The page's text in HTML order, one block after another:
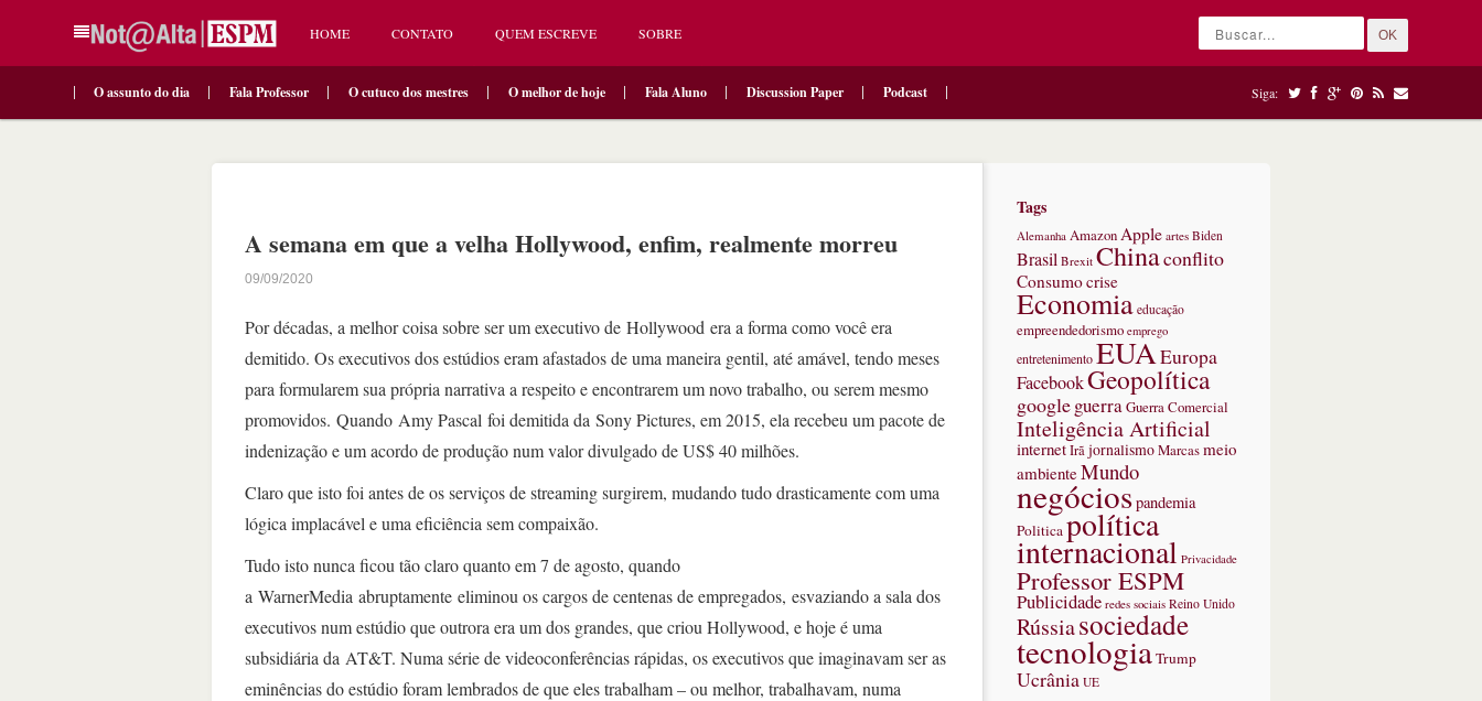
HOME CONTATO QUEM ESCREVE SOBRE OK
O assunto do dia Fala Professor O cutuco dos mestres O melhor de hoje Fala Aluno Discussion Paper Podcast Siga:
A semana em que a velha Hollywood, enfim, realmente morreu
09/09/2020
Por décadas, a melhor coisa sobre ser um executivo de Hollywood era a forma como você era
demitido. Os executivos dos estúdios eram afastados de uma maneira gentil, até amável, tendo meses
para formularem sua própria narrativa a respeito e encontrarem um novo trabalho, ou serem mesmo
promovidos. Quando Amy Pascal foi demitida da Sony Pictures, em 2015, ela recebeu um pacote de
indenização e um acordo de produção num valor divulgado de US$ 40 milhões.
Claro que isto foi antes de os serviços de streaming surgirem, mudando tudo drasticamente com uma
lógica implacável e uma eficiência sem compaixão.
Tudo isto nunca ficou tão claro quanto em 7 de agosto, quando
a WarnerMedia abruptamente eliminou os cargos de centenas de empregados, esvaziando a sala dos
executivos num estúdio que outrora era um dos grandes, que criou Hollywood, e hoje é uma
subsidiária da AT&T. Numa série de videoconferências rápidas, os executivos que imaginavam ser as
eminências do estúdio foram lembrados de que eles trabalham – ou melhor, trabalhavam, numa
Tags
Alemanha Amazon Apple artes Biden
Brasil Brexit Chinaconflito
Consumocrise
Economia educação
empreendedorismo emprego
entretenimentoEUAEuropa
FacebookGeopolítica
googleguerraGuerra Comercial
Inteligência Artificial
internetIrãjornalismoMarcasmeio
ambienteMundo
negóciospandemia
Politicapolítica
internacional Privacidade
Professor ESPM
Publicidade redes sociais Reino Unido
Rússiasociedade
tecnologiaTrump
Ucrânia UE